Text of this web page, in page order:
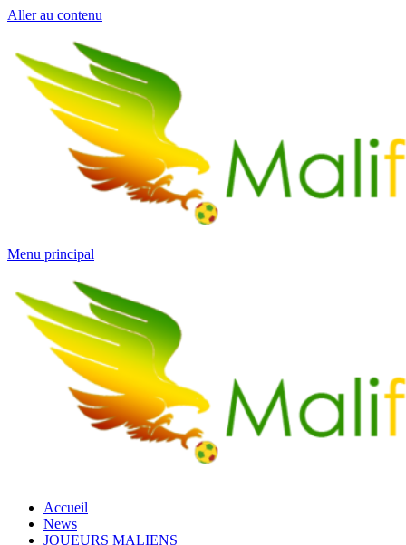
Aller au contenu
Menu principal
Accueil
News
JOUEURS MALIENS